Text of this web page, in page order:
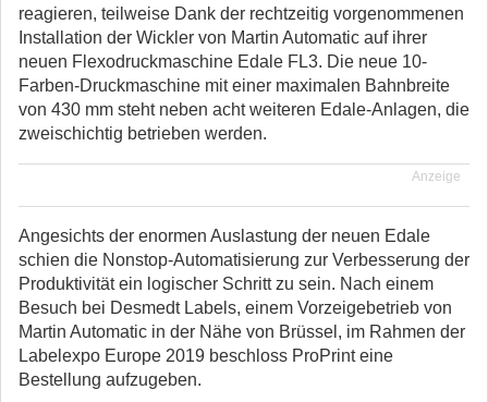
reagieren, teilweise Dank der rechtzeitig vorgenommenen
Installation der Wickler von Martin Automatic auf ihrer
neuen Flexodruckmaschine Edale FL3. Die neue 10-
Farben-Druckmaschine mit einer maximalen Bahnbreite
von 430 mm steht neben acht weiteren Edale-Anlagen, die
zweischichtig betrieben werden.
Anzeige
Angesichts der enormen Auslastung der neuen Edale
schien die Nonstop-Automatisierung zur Verbesserung der
Produktivität ein logischer Schritt zu sein. Nach einem
Besuch bei Desmedt Labels, einem Vorzeigebetrieb von
Martin Automatic in der Nähe von Brüssel, im Rahmen der
Labelexpo Europe 2019 beschloss ProPrint eine
Bestellung aufzugeben.